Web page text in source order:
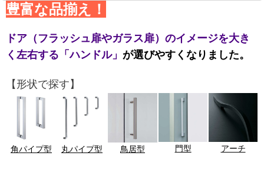
豊富な品揃え！
ドア（フラッシュ扉やガラス扉）のイメージを大き
く左右する「ハンドル」 が選びやすくなりました。
【形状で探す】
角パイプ型 丸パイプ型 鳥居型 門型 アーチ